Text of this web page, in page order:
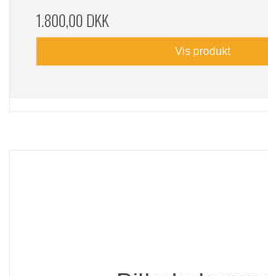
1.800,00 DKK
Vis produkt